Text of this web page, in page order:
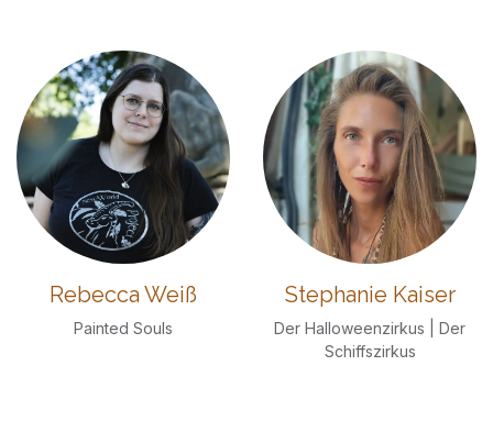
Rebecca Weiß
Painted Souls
Stephanie Kaiser
Der Halloweenzirkus | Der
Schiffszirkus